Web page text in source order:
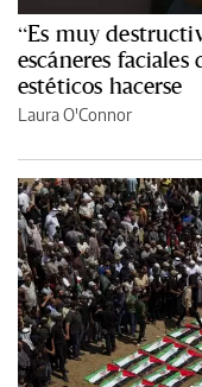
“Es muy
escáneres
estéticos hacerse
Laura O'Connor